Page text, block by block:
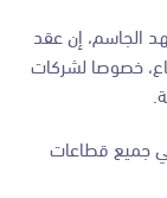
الجاسم، إن عقد
خصوصا لشركات
جميع قطاعات